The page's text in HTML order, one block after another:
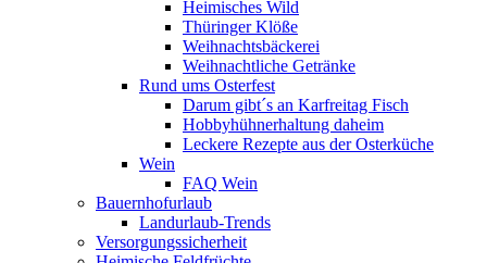
Heimisches Wild
Thüringer Klöße
Weihnachtsbäckerei
Weihnachtliche Getränke
Rund ums Osterfest
Darum gibt´s an Karfreitag Fisch
Hobbyhühnerhaltung daheim
Leckere Rezepte aus der Osterküche
Wein
FAQ Wein
Bauernhofurlaub
Landurlaub-Trends
Versorgungssicherheit